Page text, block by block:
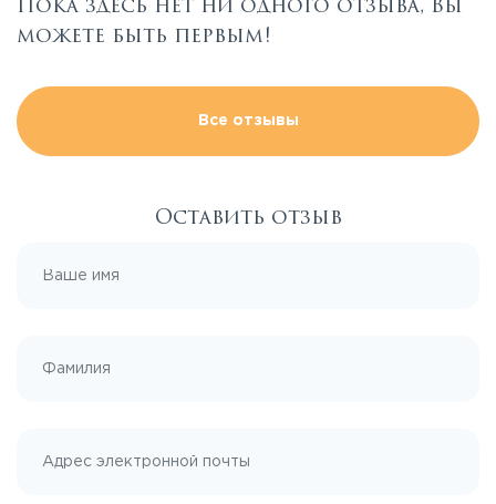
можете быть первым!
Все отзывы
Оставить отзыв